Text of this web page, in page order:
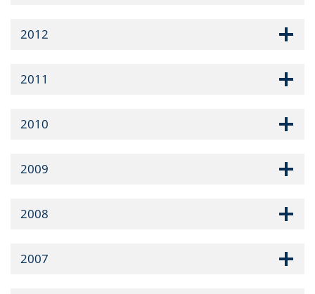
2012
2011
2010
2009
2008
2007